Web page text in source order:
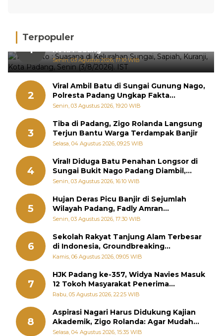
Terpopuler
1
Hujan Deras, 15 Titik Banjir Terdeteksi di
Kota Padang
Senin, 03 Agustus 2026, 17:10 WIB
2
Viral Ambil Batu di Sungai Gunung Nago,
Polresta Padang Ungkap Fakta
Sebenarnya
Senin, 03 Agustus 2026, 19:20 WIB
3
Tiba di Padang, Zigo Rolanda Langsung
Terjun Bantu Warga Terdampak Banjir
Selasa, 04 Agustus 2026, 09:25 WIB
4
Viral! Diduga Batu Penahan Longsor di
Sungai Bukit Nago Padang Diambil,
Warga Khawatir Bencana Terulang
Senin, 03 Agustus 2026, 16:10 WIB
5
Hujan Deras Picu Banjir di Sejumlah
Wilayah Padang, Fadly Amran
Perintahkan OPD Siaga
Senin, 03 Agustus 2026, 17:30 WIB
6
Sekolah Rakyat Tanjung Alam Terbesar
di Indonesia, Groundbreaking
September
Kamis, 06 Agustus 2026, 09:05 WIB
7
HJK Padang ke-357, Widya Navies Masuk
12 Tokoh Masyarakat Penerima
Penghargaan Pemko Padang
Rabu, 05 Agustus 2026, 22:25 WIB
8
Aspirasi Nagari Harus Didukung Kajian
Akademik, Zigo Rolanda: Agar Mudah
Diperjuangkan di Kementerian
Selasa, 04 Agustus 2026, 15:35 WIB